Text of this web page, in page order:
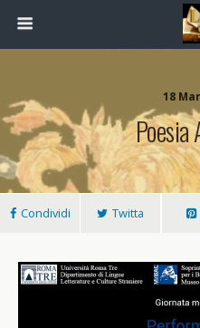
18
Poesia
Condividi Twitta